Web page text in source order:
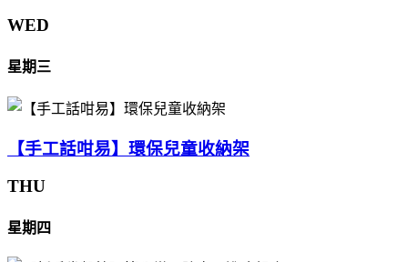
WED
星期三
【手工話咁易】環保兒童收納架
THU
星期四